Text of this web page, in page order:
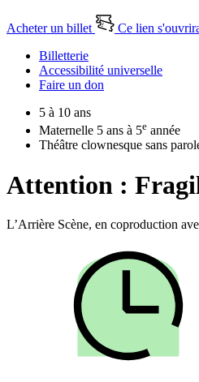
Acheter un billet
Ce lien
Billetterie
Accessibilité universelle
Faire un don
5 à 10 ans
Maternelle 5 ans à 5e année
Théâtre clownesque sans
Attention :
L’Arrière Scène, en coproduction